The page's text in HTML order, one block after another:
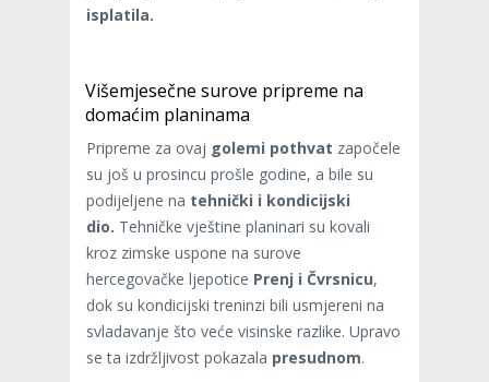
isplatila.
Višemjesečne surove pripreme na
domaćim planinama
Pripreme za ovaj golemi pothvat započele
su još u prosincu prošle godine, a bile su
podijeljene na tehnički i kondicijski
dio. Tehničke vještine planinari su kovali
kroz zimske uspone na surove
hercegovačke ljepotice Prenj i Čvrsnicu,
dok su kondicijski treninzi bili usmjereni na
svladavanje što veće visinske razlike. Upravo
se ta izdržljivost pokazala presudnom.